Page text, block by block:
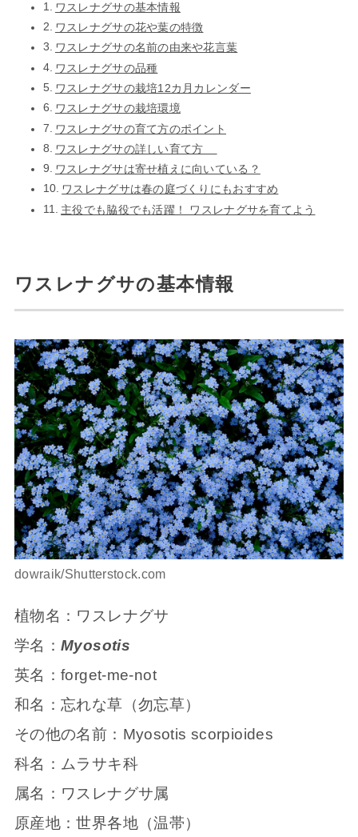
ワスレナグサの基本情報
ワスレナグサの花や葉の特徴
ワスレナグサの名前の由来や花言葉
ワスレナグサの品種
ワスレナグサの栽培12カ月カレンダー
ワスレナグサの栽培環境
ワスレナグサの育て方のポイント
ワスレナグサの詳しい育て方
ワスレナグサは寄せ植えに向いている？
ワスレナグサは春の庭づくりにもおすすめ
主役でも脇役でも活躍！ ワスレナグサを育てよう
ワスレナグサの基本情報
dowraik/Shutterstock.com
植物名：ワスレナグサ
学名：Myosotis
英名：forget-me-not
和名：忘れな草（勿忘草）
その他の名前：Myosotis scorpioides
科名：ムラサキ科
属名：ワスレナグサ属
原産地：世界各地（温帯）